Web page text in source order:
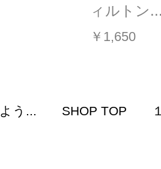
ィルトン
￥1,650
う... SHOP TOP